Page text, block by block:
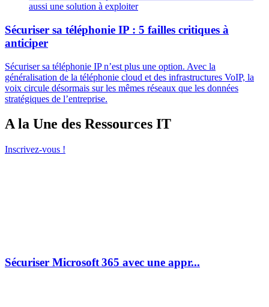
aussi une solution à exploiter
Sécuriser sa téléphonie IP : 5 failles critiques à
anticiper
Sécuriser sa téléphonie IP n’est plus une option. Avec la
généralisation de la téléphonie cloud et des infrastructures VoIP, la
voix circule désormais sur les mêmes réseaux que les données
stratégiques de l’entreprise.
A la Une des Ressources IT
Inscrivez-vous !
Sécuriser Microsoft 365 avec une appr...